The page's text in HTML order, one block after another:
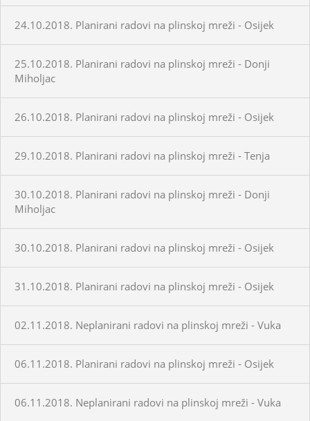
24.10.2018. Planirani radovi na plinskoj mreži - Osijek
25.10.2018. Planirani radovi na plinskoj mreži - Donji
Miholjac
26.10.2018. Planirani radovi na plinskoj mreži - Osijek
29.10.2018. Planirani radovi na plinskoj mreži - Tenja
30.10.2018. Planirani radovi na plinskoj mreži - Donji
Miholjac
30.10.2018. Planirani radovi na plinskoj mreži - Osijek
31.10.2018. Planirani radovi na plinskoj mreži - Osijek
02.11.2018. Neplanirani radovi na plinskoj mreži - Vuka
06.11.2018. Planirani radovi na plinskoj mreži - Osijek
06.11.2018. Neplanirani radovi na plinskoj mreži - Vuka